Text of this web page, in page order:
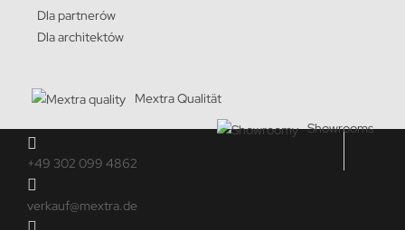
Dla partnerów
Dla architektów
Mextra Qualität
Showrooms
+49 302 099 4862
verkauf@mextra.de